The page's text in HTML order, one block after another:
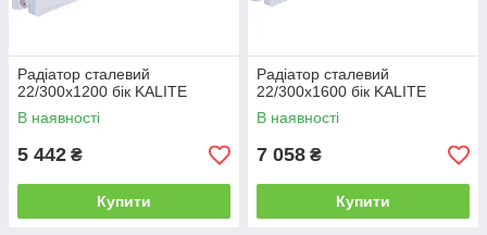
Радіатор сталевий
22/300х1200 бік KALITE
В наявності
5 442 ₴
Купити
Радіатор сталевий
22/300х1600 бік KALITE
В наявності
7 058 ₴
Купити